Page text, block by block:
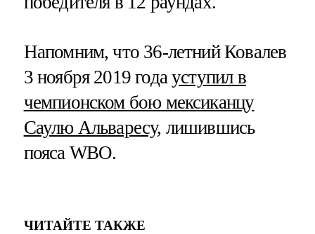
Напомним, что 36-летний Ковалев
3 ноября 2019 годауступил в
чемпионском бою мексиканцу
Саулю Альваресу, лишившись
пояса WBO.
ЧИТАЙТЕ ТАКЖЕ